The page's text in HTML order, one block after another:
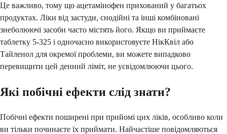
Це важливо, тому що ацетамінофен прихований у багатьох
продуктах. Ліки від застуди, снодійні та інші комбіновані
знеболюючі засоби часто містять його. Якщо ви приймаєте
таблетку 5-325 і одночасно використовуєте НікКвіл або
Тайленол для окремої проблеми, ви можете випадково
перевищити цей денний ліміт, не усвідомлюючи цього.
Які побічні ефекти слід знати?
Побічні ефекти поширені при прийомі цих ліків, особливо коли
ви тільки починаєте їх приймати. Найчастіше повідомляються